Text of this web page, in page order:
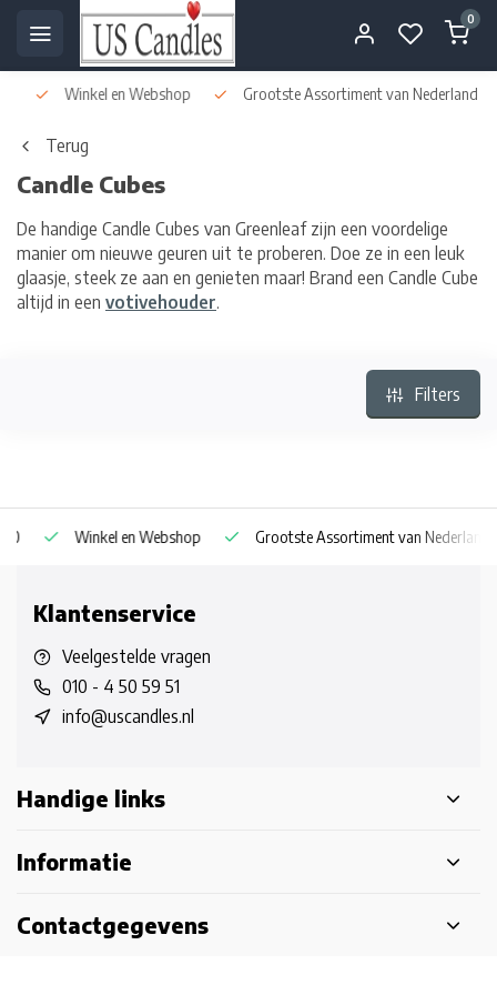
0
Winkel en Webshop Grootste Assortiment van Nederland &
Terug
Candle Cubes
De handige Candle Cubes van Greenleaf zijn een voordelige
manier om nieuwe geuren uit te proberen. Doe ze in een leuk
glaasje, steek ze aan en genieten maar! Brand een Candle Cube
altijd in een votivehouder.
Filters
Winkel en Webshop Grootste Assortiment van Nederland &
Klantenservice
Veelgestelde vragen
010 - 4 50 59 51
info@uscandles.nl
Handige links
Informatie
Contactgegevens